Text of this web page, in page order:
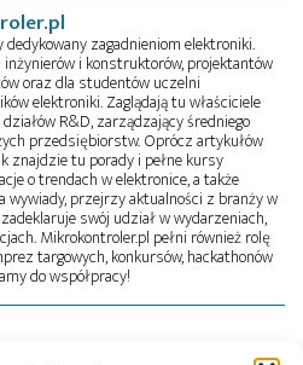
zagadnieniom elektroniki.
i konstruktorów, projektantów
oraz dla studentów uczelni
elektroniki. Zaglądają tu właściciele
R&D, zarządzający średniego
przedsiębiorstw. Oprócz artykułów
znajdzie tu porady i pełne kursy
o trendach w elektronice, a także
wywiady, przejrzy aktualności z branży w
swój udział w wydarzeniach,
Mikrokontroler.pl pełni również rolę
targowych, konkursów, hackathonów
do współpracy!